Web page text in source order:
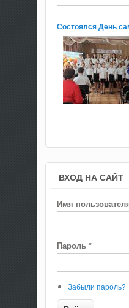
Состоялся День
ВХОД НА САЙТ
Имя
Пароль *
Забыли пароль?